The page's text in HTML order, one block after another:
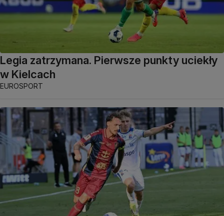
Legia zatrzymana. Pierwsze punkty uciekły
w Kielcach
EUROSPORT